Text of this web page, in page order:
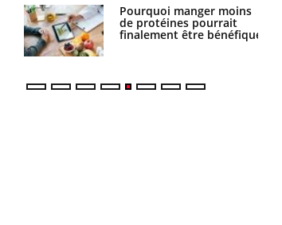
Pourquoi manger moins
de protéines pourrait
finalement être bénéfique